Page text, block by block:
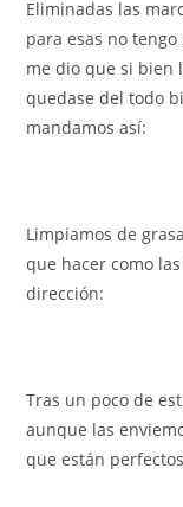
Eliminadas las
para esas no
me dio que si bien
quedase del todo
mandamos así:
Limpiamos de
que hacer como
dirección:
Tras un poco de
aunque las
que están